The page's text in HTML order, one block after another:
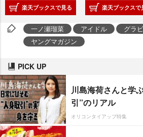
楽天ブックスで見る 楽天ブックスで
一ノ瀬瑠菜 アイドル
グラ
ヤングマガジン
PICK UP
川島海荷さんと学
引”のリアル
オリコンタイアップ特集